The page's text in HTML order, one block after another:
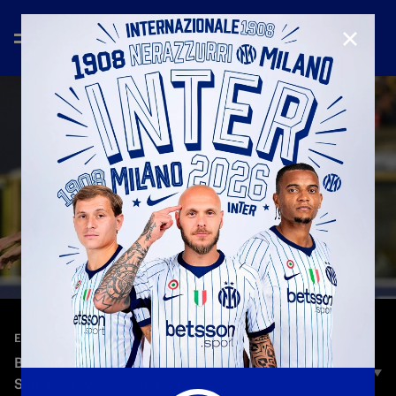
EXTENDED HIGHLIGHTS— 18 apr 2025
BOLOGNA-INTER | EXTENDED HIGHLIGHTS |
SERIE A 1997/98 - 2018/19